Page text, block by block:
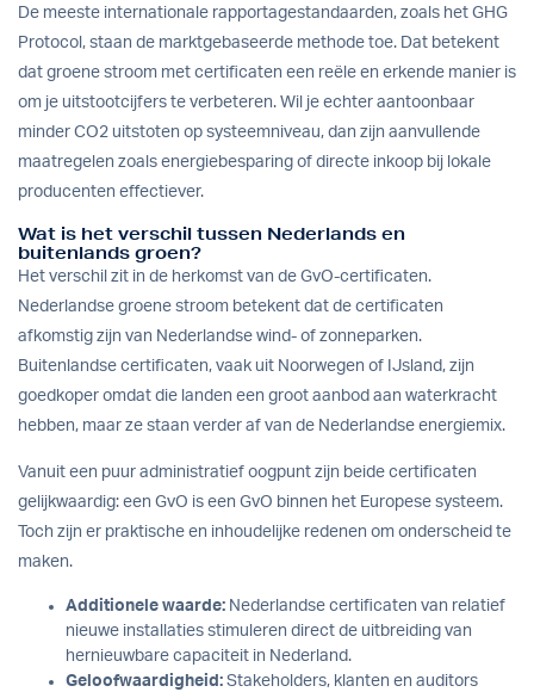
De meeste internationale rapportagestandaarden, zoals het GHG
Protocol, staan de marktgebaseerde methode toe. Dat betekent
dat groene stroom met certificaten een reële en erkende manier is
om je uitstootcijfers te verbeteren. Wil je echter aantoonbaar
minder CO2 uitstoten op systeemniveau, dan zijn aanvullende
maatregelen zoals energiebesparing of directe inkoop bij lokale
producenten effectiever.
Wat is het verschil tussen Nederlands en
buitenlands groen?
Het verschil zit in de herkomst van de GvO-certificaten.
Nederlandse groene stroom betekent dat de certificaten
afkomstig zijn van Nederlandse wind- of zonneparken.
Buitenlandse certificaten, vaak uit Noorwegen of IJsland, zijn
goedkoper omdat die landen een groot aanbod aan waterkracht
hebben, maar ze staan verder af van de Nederlandse energiemix.
Vanuit een puur administratief oogpunt zijn beide certificaten
gelijkwaardig: een GvO is een GvO binnen het Europese systeem.
Toch zijn er praktische en inhoudelijke redenen om onderscheid te
maken.
Additionele waarde: Nederlandse certificaten van relatief
nieuwe installaties stimuleren direct de uitbreiding van
hernieuwbare capaciteit in Nederland.
Geloofwaardigheid: Stakeholders, klanten en auditors